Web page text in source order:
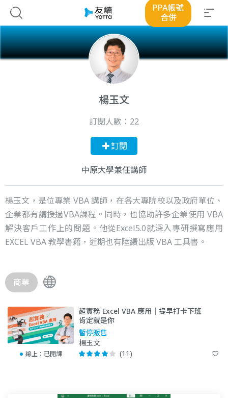
PPA帳號
合併
楊玉文
訂閱人數： 22
訂閱
中原大學兼任講師
楊玉文，是位專業 VBA 講師，在各大專院校以及政府單位、
企業都有講授過VBA課程。同時，也協助許多企業使用 VBA
解決客戶工作上的問題。他從Excel5.0就深入專研撰寫應用
EXCEL VBA 教學書籍，近期也有陸續出版 VBA 工具書。
商業
線上： 已開課
超實務 Excel VBA 應用｜提早打卡下班
肯定就是你
暫停販售
楊玉文
(11)